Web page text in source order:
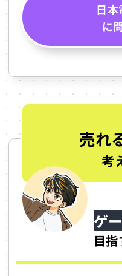
日
に
売れ
考
ゲ
目